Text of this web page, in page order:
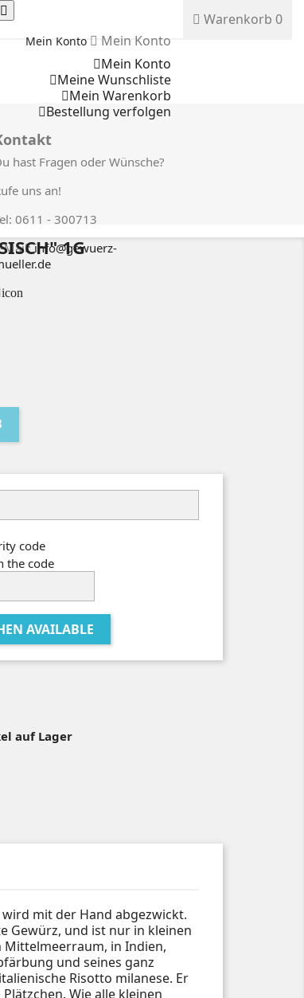
Mein Konto
Mein Konto
Mein Konto
Meine Wunschliste
Mein Warenkorb
Bestellung verfolgen
hast Fragen oder Wünsche?
uns an!
0611 - 300713
Mail:info@gewuerz-
icon
Warenkorb 0
1G
AVAILABLE
auf Lager
mit der Hand abgezwickt.
Gewürz, und ist nur in kleinen
Mittelmeerraum, in Indien,
und seines ganz
Risotto milanese. Er
Wie alle kleinen